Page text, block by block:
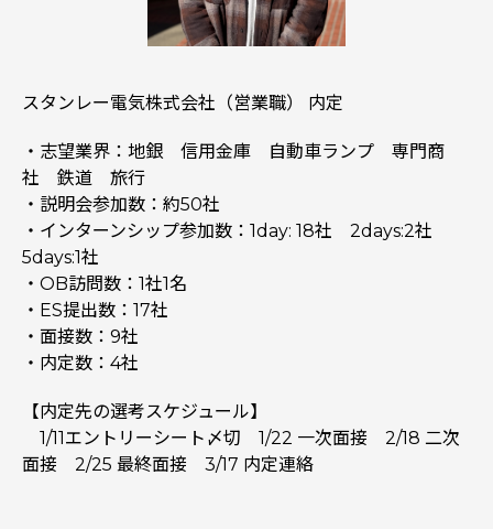
スタンレー電気株式会社（営業職） 内定
・志望業界：地銀 信用金庫 自動車ランプ 専門商
社 鉄道 旅行
・説明会参加数：約50社
・インターンシップ参加数：1day: 18社 2days:2社
5days:1社
・OB訪問数：1社1名
・ES提出数：17社
・面接数：9社
・内定数：4社
【内定先の選考スケジュール】
1/11エントリーシート〆切 1/22 一次面接 2/18 二次
面接 2/25 最終面接 3/17 内定連絡